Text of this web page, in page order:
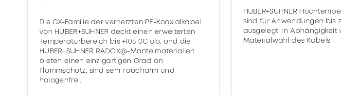
-
Die GX-Familie der vernetzten PE-Koaxialkabel
von HUBER+SUHNER deckt einen erweiterten
Temperaturbereich bis +105 0C ab, und die
HUBER+SUHNER RADOX@-Mantelmaterialien
bieten einen einzigartigen Grad an
Flammschutz, sind sehr raucharm und
halogenfrei.
HUBER+SUHNER
sind für Anwendungen bis
ausgelegt, in Abhängigkeit
Materialwahl des Kabels.